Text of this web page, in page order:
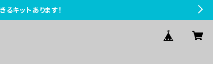
キットあります！